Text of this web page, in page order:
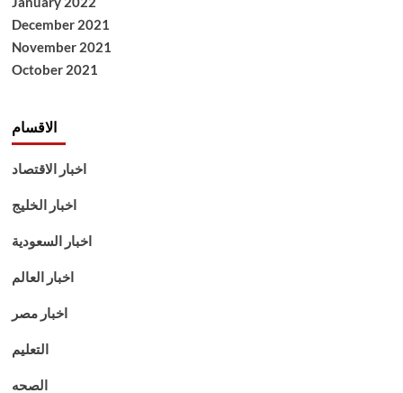
December 2021
November 2021
October 2021
الاقسام
اخبار الاقتصاد
اخبار الخليج
اخبار السعودية
اخبار العالم
اخبار مصر
التعليم
الصحه